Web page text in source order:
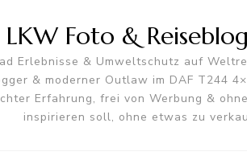
Foto &
Erlebnisse & Umweltschutz auf
& moderner Outlaw im DAF T244
Erfahrung, frei von Werbung &
inspirieren soll, ohne etwas zu